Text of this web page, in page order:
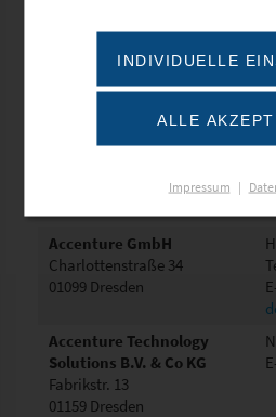
Taucherstraße 20
Moorstr. 11
Accenture GmbH
Charlottenstraße 34
01099 Dresden
Accenture Technology
Solutions B.V. & Co KG
Fabrikstr. 13
01159 Dresden
INDIVIDUELLE
ALLE
Impressum |